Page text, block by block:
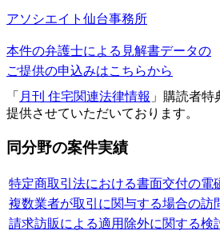
アソシエイト 仙台事務所
本件の弁護士による見解書データの
ご提供の申込みはこちらから
「 月刊 住宅関連法律情報 」購読者
提供させていただいております。
同分野の案件実績
特定商取引法における書面交付の電
複数業者が取引に関与する場合の訪
請求訪販による適用除外に関する検